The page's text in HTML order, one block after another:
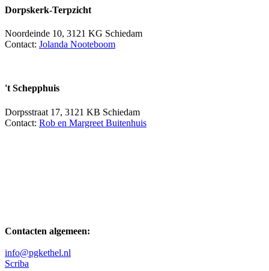
Dorpskerk-Terpzicht
Noordeinde 10, 3121 KG Schiedam
Contact: Jolanda Nooteboom
't Schepphuis
Dorpsstraat 17, 3121 KB Schiedam
Contact: Rob en Margreet Buitenhuis
Contacten algemeen:
info@pgkethel.nl
Scriba